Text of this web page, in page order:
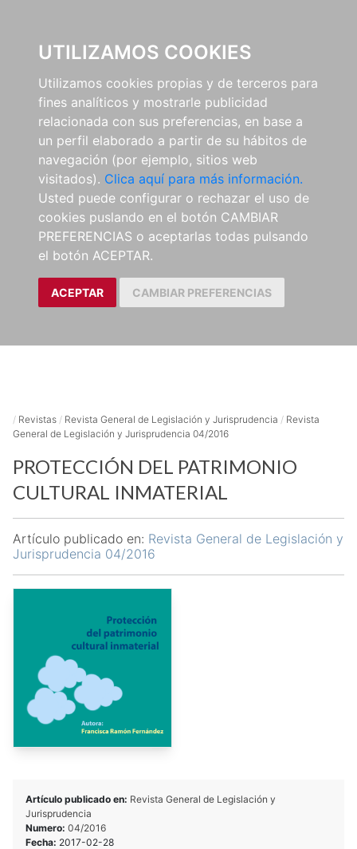
UTILIZAMOS COOKIES
Utilizamos cookies propias y de terceros para
fines analíticos y mostrarle publicidad
relacionada con sus preferencias, en base a
un perfil elaborado a partir de su hábitos de
navegación (por ejemplo, sitios web
visitados). Clica aquí para más información.
Usted puede configurar o rechazar el uso de
cookies puslando en el botón CAMBIAR
PREFERENCIAS o aceptarlas todas pulsando
el botón ACEPTAR.
ACEPTAR CAMBIAR PREFERENCIAS
/ Revistas / Revista General de Legislación y Jurisprudencia / Revista
General de Legislación y Jurisprudencia 04/2016
PROTECCIÓN DEL PATRIMONIO
CULTURAL INMATERIAL
Artículo publicado en: Revista General de Legislación y
Jurisprudencia 04/2016
Artículo publicado en: Revista General de Legislación y
Jurisprudencia
Numero: 04/2016
Fecha: 2017-02-28